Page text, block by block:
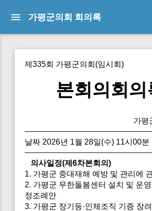
가평군의회 회의록
제335회 가평군의회(임시회)
본회의회의
가평
날짜 2026년 1월 28일(수) 11시00분
의사일정(제6차본회의)
1. 가평군 중대재해 예방 및 관리에
2. 가평군 무한돌봄센터 설치 및 운
정조례안
3. 가평군 장기등·인체조직 기증 장